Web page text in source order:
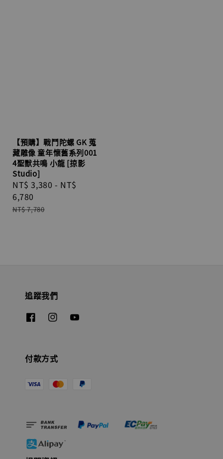
【預購】戰鬥陀螺 GK 蒐
藏雕像 童年懷舊系列001
4聖獸共鳴 小龍 [掠影
Studio]
Sale
price
NT$ 3,380 - NT$
6,780
Regular
NT$ 7,780
追蹤我們
付款方式